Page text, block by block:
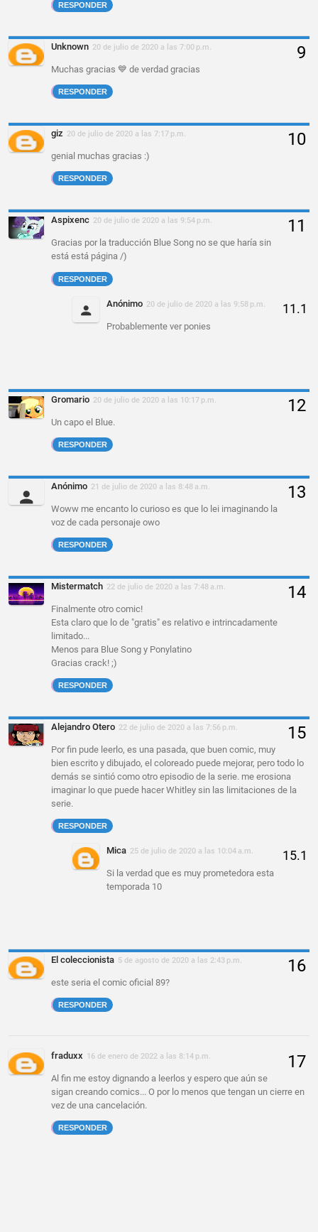
RESPONDER
Unknown 20 de julio de 2020 a las 7:00 p.m.
Muchas gracias 💙 de verdad gracias
RESPONDER
giz 20 de julio de 2020 a las 7:17 p.m.
genial muchas gracias :)
RESPONDER
Aspixenc 20 de julio de 2020 a las 9:54 p.m.
Gracias por la traducción Blue Song no se que haría sin
está está página /)
RESPONDER
Anónimo 20 de julio de 2020 a las 9:58 p.m.
Probablemente ver ponies
Gromario 20 de julio de 2020 a las 10:17 p.m.
Un capo el Blue.
RESPONDER
Anónimo 21 de julio de 2020 a las 8:48 a.m.
Woww me encanto lo curioso es que lo lei imaginando la
voz de cada personaje owo
RESPONDER
Mistermatch 22 de julio de 2020 a las 7:48 a.m.
Finalmente otro comic!
Esta claro que lo de "gratis" es relativo e intrincadamente
limitado...
Menos para Blue Song y Ponylatino
Gracias crack! ;)
RESPONDER
Alejandro Otero 22 de julio de 2020 a las 7:56 p.m.
Por fin pude leerlo, es una pasada, que buen comic, muy
bien escrito y dibujado, el coloreado puede mejorar, pero todo lo
demás se sintió como otro episodio de la serie. me erosiona
imaginar lo que puede hacer Whitley sin las limitaciones de la
serie.
RESPONDER
Mica 25 de julio de 2020 a las 10:04 a.m.
Si la verdad que es muy prometedora esta
temporada 10
El coleccionista 5 de agosto de 2020 a las 2:43 p.m.
este seria el comic oficial 89?
RESPONDER
fraduxx 16 de enero de 2022 a las 8:14 p.m.
Al fin me estoy dignando a leerlos y espero que aún se
sigan creando comics... O por lo menos que tengan un cierre en
vez de una cancelación.
RESPONDER